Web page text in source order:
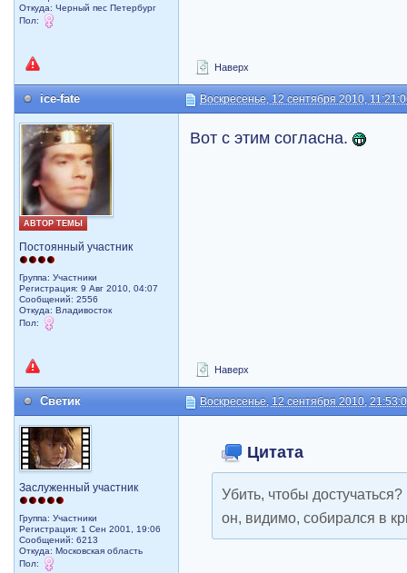
Откуда: Черный пес Петербург
Пол:
Наверх
ice-fate Воскресенье, 12 сентября 2010,
АВТОР ТЕМЫ
Постоянный участник
Группа: Участники
Регистрация: 9 Авг 2010, 04:07
Сообщений: 2556
Откуда: Владивосток
Пол:
Вот с этим согласна.
Наверх
Светик Воскресенье, 12 сентября 2010,
Заслуженный участник
Группа: Участники
Регистрация: 1 Сен 2001, 19:06
Сообщений: 6213
Откуда: Московская область
Пол:
Цитата
Убить, чтобы
он, видимо, собирался в